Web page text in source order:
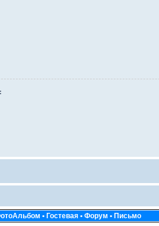
• Гостевая • Форум • Письмо